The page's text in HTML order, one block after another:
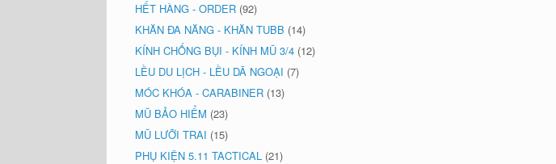
HẾT HÀNG - ORDER (92)
KHĂN ĐA NĂNG - KHĂN TUBB (14)
KÍNH CHỐNG BỤI - KÍNH MŨ 3/4 (12)
LỀU DU LỊCH - LỀU DÃ NGOẠI (7)
MÓC KHÓA - CARABINER (13)
MŨ BẢO HIỂM (23)
MŨ LƯỠI TRAI (15)
PHỤ KIỆN 5.11 TACTICAL (21)